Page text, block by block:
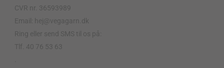
CVR nr. 36593989
Email: hej@vegagarn.dk
Ring eller send SMS til os på:
Tlf. 40 76 53 63